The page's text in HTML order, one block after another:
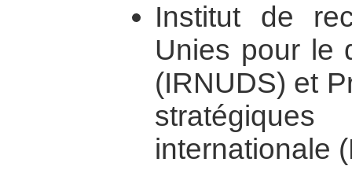
Institut de
Unies pour le
(IRNUDS) et
internationale